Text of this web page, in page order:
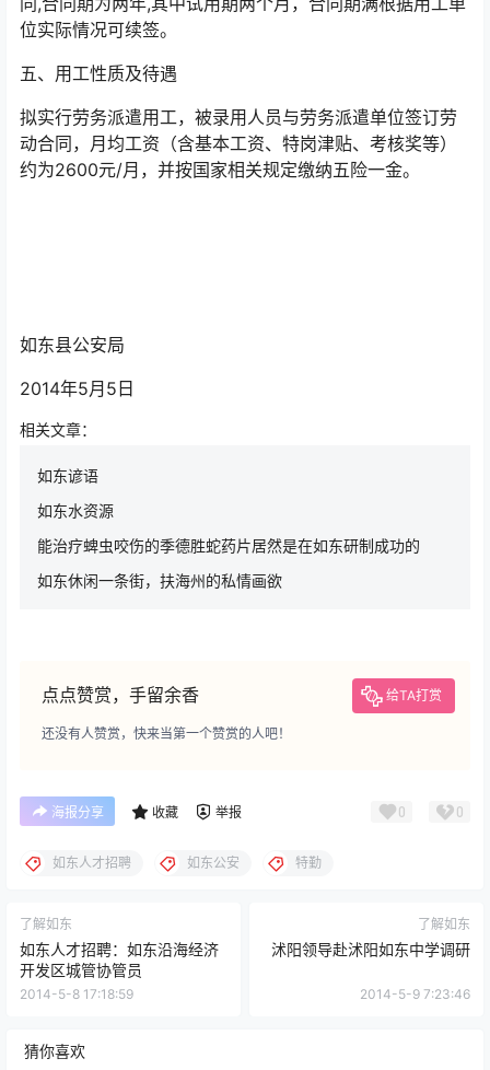
位实际情况可续签。
五、用工性质及待遇
拟实行劳务派遣用工，被录用人员与劳务派遣单位签订劳
动合同，月均工资（含基本工资、特岗津贴、考核奖等）
约为2600元/月，并按国家相关规定缴纳五险一金。
如东县公安局
2014年5月5日
相关文章：
如东谚语
如东水资源
能治疗蜱虫咬伤的季德胜蛇药片居然是在如东研制成功的
如东休闲一条街，扶海州的私情画欲
点点赞赏，手留余香 给TA打赏
还没有人赞赏，快来当第一个赞赏的人吧！
海报分享 收藏 举报 0 0
如东人才招聘 如东公安 特勤
了解如东
如东人才招聘：如东沿海经济
开发区城管协管员
2014-5-8 17:18:59
了解如东
沭阳领导赴沭阳如东中学调研
2014-5-9 7:23:46
猜你喜欢